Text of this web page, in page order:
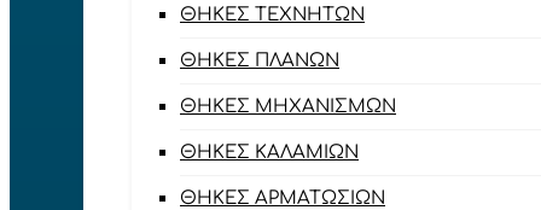
ΘΉΚΕΣ ΤΕΧΝΗΤΏΝ
ΘΉΚΕΣ ΠΛΆΝΩΝ
ΘΉΚΕΣ ΜΗΧΑΝΙΣΜΏΝ
ΘΉΚΕΣ ΚΑΛΑΜΙΏΝ
ΘΉΚΕΣ ΑΡΜΑΤΩΣΙΏΝ